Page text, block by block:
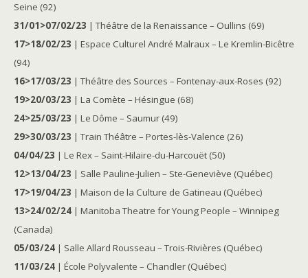
Seine (92)
31/01>07/02/23 | Théâtre de la Renaissance – Oullins (69)
17>18/02/23 | Espace Culturel André Malraux – Le Kremlin-Bicêtre
(94)
16>17/03/23 | Théâtre des Sources – Fontenay-aux-Roses (92)
19>20/03/23 | La Comète – Hésingue (68)
24>25/03/23 | Le Dôme – Saumur (49)
29>30/03/23 | Train Théâtre – Portes-lès-Valence (26)
04/04/23 | Le Rex – Saint-Hilaire-du-Harcouët (50)
12>13/04/23 | Salle Pauline-Julien – Ste-Geneviève (Québec)
17>19/04/23 | Maison de la Culture de Gatineau (Québec)
13>24/02/24 | Manitoba Theatre for Young People – Winnipeg
(Canada)
05/03/24 | Salle Allard Rousseau – Trois-Rivières (Québec)
11/03/24 | École Polyvalente – Chandler (Québec)